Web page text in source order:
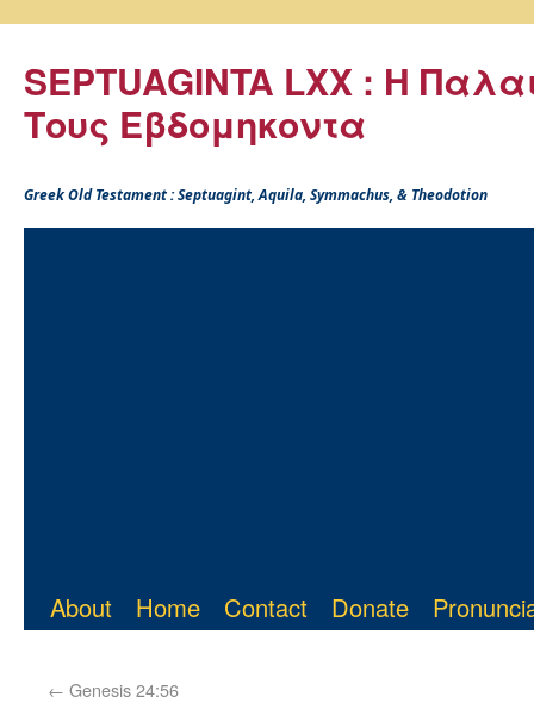
SEPTUAGINTA LXX : Η
Τους Εβδομηκοντα
Greek Old Testament : Septuagint, Aquila, Symmachus, & Theodotion
About Home Contact Donate
← Genesis 24:56